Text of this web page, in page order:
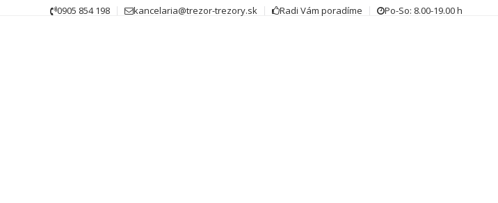
0905 854 198 kancelaria@trezor-trezory.sk Radi Vám poradíme Po-So: 8.00-19.00 h